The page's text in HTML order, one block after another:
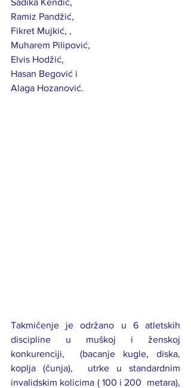
Sadika Kendić,
Ramiz Pandžić,
Fikret Mujkić, ,
Muharem Pilipović,
Elvis Hodžić,
Hasan Begović i
Alaga Hozanović.
Takmičenje je održano u 6 atletskih
discipline u muškoj i ženskoj
konkurenciji,  (bacanje kugle, diska,
koplja (čunja),  utrke u standardnim
invalidskim kolicima ( 100 i 200  metara),